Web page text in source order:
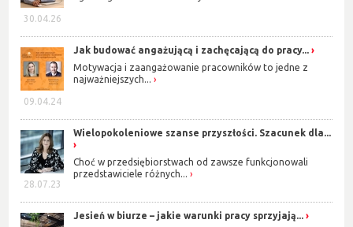
30.04.26
09.04.24
Jak budować angażującą i zachęcającą do pracy...
Motywacja i zaangażowanie pracowników to jedne z
najważniejszych...
28.07.23
Wielopokoleniowe szanse przyszłości. Szacunek dla...
Choć w przedsiębiorstwach od zawsze funkcjonowali
przedstawiciele różnych...
Jesień w biurze – jakie warunki pracy sprzyjają...